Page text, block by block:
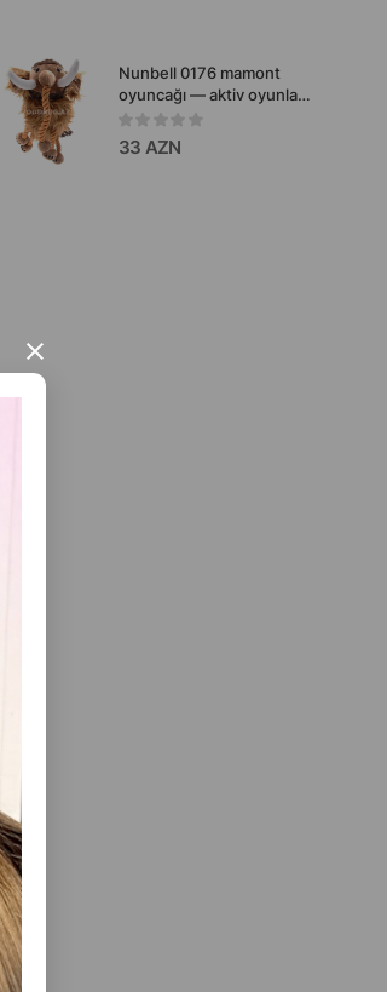
×
PARAKEETS - IRI TUTUQUŞULAR ÜÇÜN
ONLARIN QIDA EHTIYACLARI VƏ AKTIV
Nunbell 0176 mamont
oyuncağı — aktiv oyunlar,
çeynəmə və dartışma
üçün nəzərdə tutulmuş
yumşaq, həcimli və çox
33 AZN